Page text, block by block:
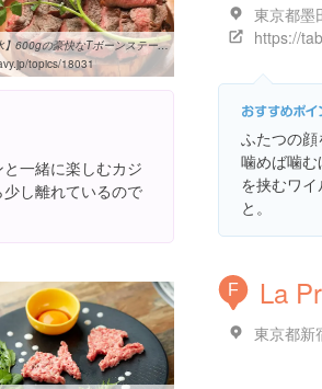
ふたつの
噛めば噛
を挟むワ
と。
御茶ノ水】600gの豪快なTボーンステーキにかぶりつけ！年末は“肉 ...
topics/18031
一緒に楽しむカジ
し離れているので
F La